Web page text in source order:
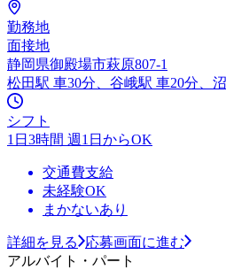
勤務地
面接地
静岡県御殿場市萩原807-1
松田駅 車30分、谷峨駅 車20分、
シフト
1日3時間 週1日からOK
交通費支給
未経験OK
まかないあり
詳細を見る
応募画面に進む
アルバイト・パート